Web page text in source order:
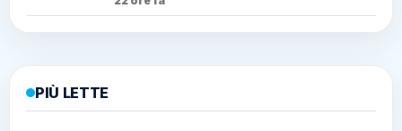
PIÙ LETTE